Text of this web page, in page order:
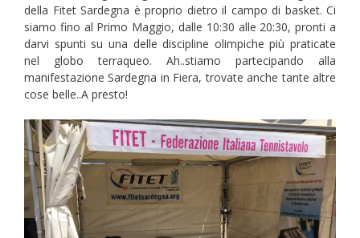
della Fitet Sardegna è proprio dietro il campo di basket. Ci
siamo fino al Primo Maggio, dalle 10:30 alle 20:30, pronti a
darvi spunti su una delle discipline olimpiche più praticate
nel globo terraqueo. Ah..stiamo partecipando alla
manifestazione Sardegna in Fiera, trovate anche tante altre
cose belle..A presto!